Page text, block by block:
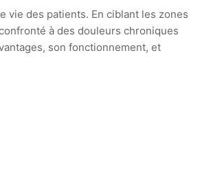
vie des patients. En ciblant les zones
à des douleurs chroniques
son fonctionnement, et